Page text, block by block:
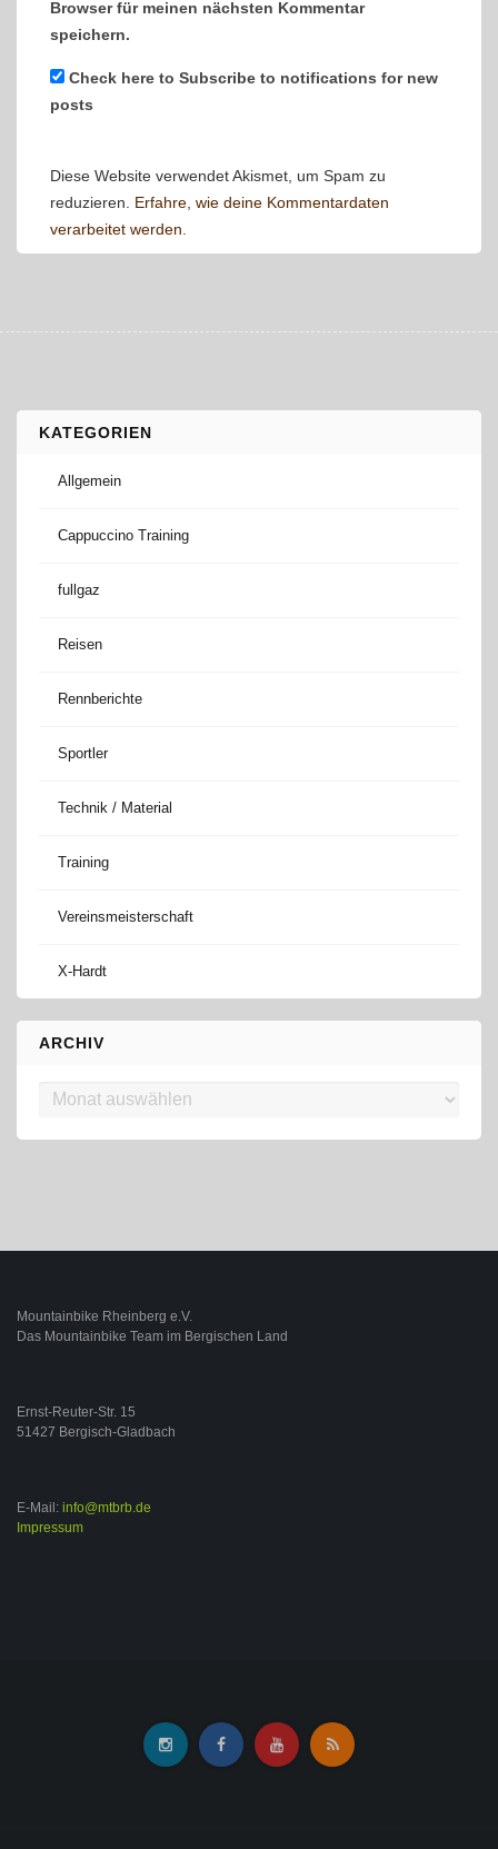
Browser für meinen nächsten Kommentar
speichern.
Check here to Subscribe to notifications for new
posts
Diese Website verwendet Akismet, um Spam zu
reduzieren. Erfahre, wie deine Kommentardaten
verarbeitet werden.
KATEGORIEN
Allgemein
Cappuccino Training
fullgaz
Reisen
Rennberichte
Sportler
Technik / Material
Training
Vereinsmeisterschaft
X-Hardt
ARCHIV
Archiv
Mountainbike Rheinberg e.V.
Das Mountainbike Team im Bergischen Land
Ernst-Reuter-Str. 15
51427 Bergisch-Gladbach
E-Mail: info@mtbrb.de
Impressum